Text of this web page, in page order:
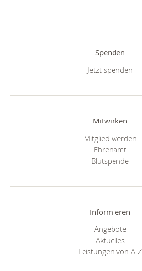
Spenden
Jetzt spenden
Mitwirken
Mitglied werden
Ehrenamt
Blutspende
Informieren
Angebote
Aktuelles
Leistungen von A-Z